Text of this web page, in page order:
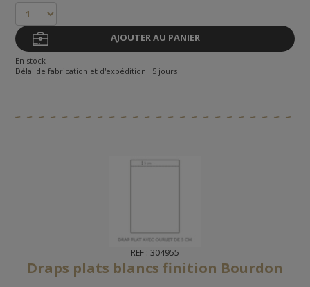
AJOUTER AU PANIER
En stock
Délai de fabrication et d'expédition : 5 jours
REF : 304955
Draps plats blancs finition Bourdon